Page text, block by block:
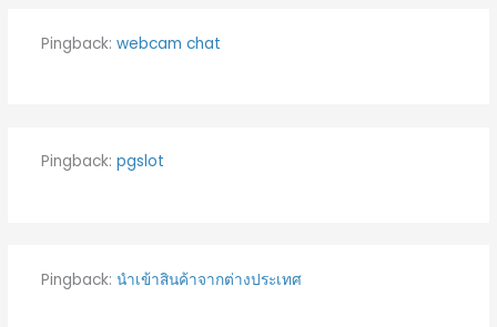
Pingback: webcam chat
Pingback: pgslot
Pingback: นำเข้าสินค้าจากต่างประเทศ